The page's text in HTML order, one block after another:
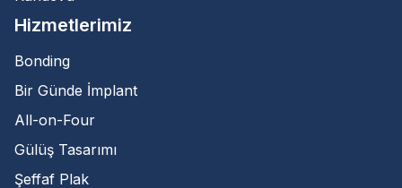
Hizmetlerimiz
Bonding
Bir Günde İmplant
All-on-Four
Gülüş Tasarımı
Şeffaf Plak